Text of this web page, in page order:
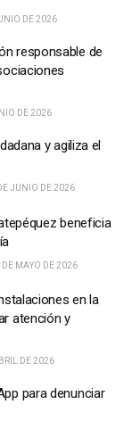
DE 2026
responsable de
DE 2026
y agiliza el
JUNIO DE 2026
beneficia
MAYO DE 2026
en la
atención y
DE 2026
para denunciar